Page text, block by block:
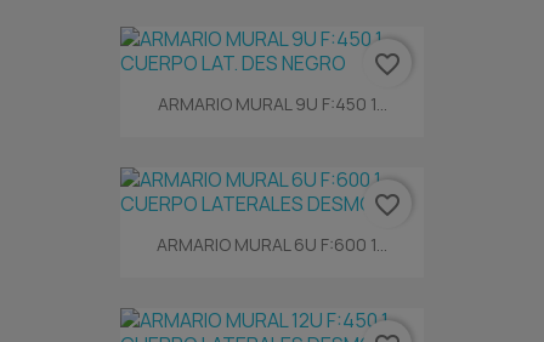
ARMARIO MURAL 9U F:450 1...
favorite_border
ARMARIO MURAL 6U F:600 1...
favorite_border